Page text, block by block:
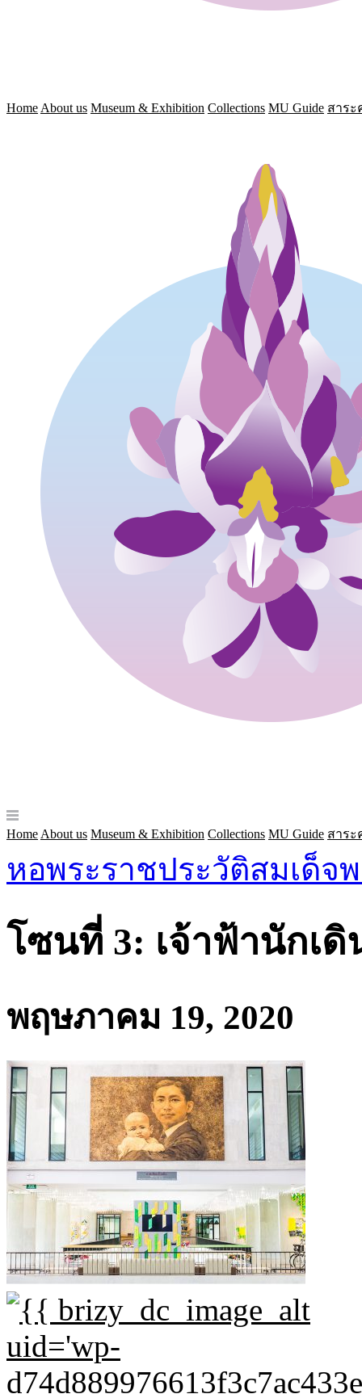
Home About us Museum & Exhibition Collections MU Guide สาระ
Home About us Museum & Exhibition Collections MU Guide สาระ
หอพระราชประวัติสมเด็จ
โซนที่ 3: เจ้าฟ้านักเดิ
พฤษภาคม 19, 2020